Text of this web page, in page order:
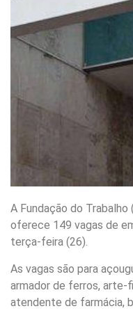
A Fundação do
oferece 149 vagas de
terça-feira (26).
As vagas são para
armador de ferros, arte-
atendente de farmácia,